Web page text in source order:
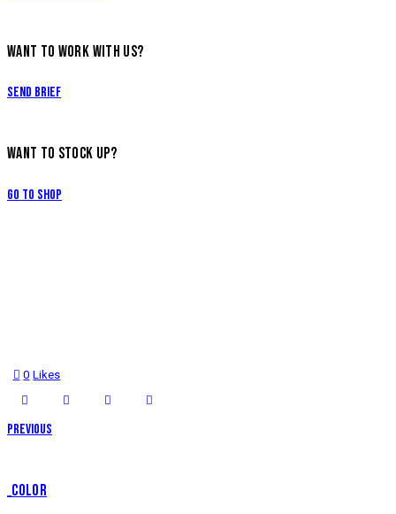
WANT TO WORK WITH US?
Send Brief
WANT TO STOCK UP?
Go to Shop
0 Likes
Previous
_COLOR